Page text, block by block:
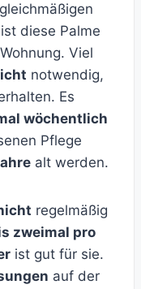
diese Palme
Viel
notwendig,
Es
wöchentlich
Pflege
alt werden.
regelmäßig
zweimal pro
ist gut für sie.
auf der